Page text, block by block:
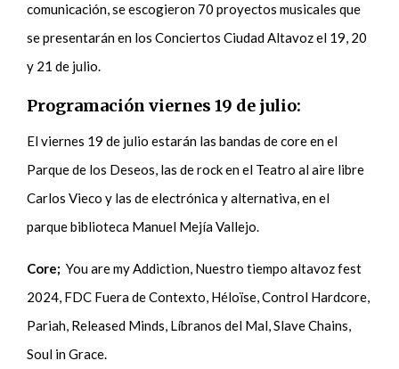
comunicación, se escogieron 70 proyectos musicales que
se presentarán en los Conciertos Ciudad Altavoz el 19, 20
y 21 de julio.
Programación viernes 19 de julio:
El viernes 19 de julio estarán las bandas de core en el
Parque de los Deseos, las de rock en el Teatro al aire libre
Carlos Vieco y las de electrónica y alternativa, en el
parque biblioteca Manuel Mejía Vallejo.
Core; You are my Addiction, Nuestro tiempo altavoz fest
2024, FDC Fuera de Contexto, Héloïse, Control Hardcore,
Pariah, Released Minds, Líbranos del Mal, Slave Chains,
Soul in Grace.